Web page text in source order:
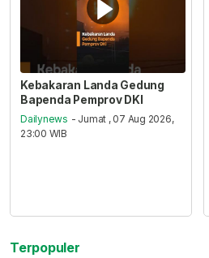
Kebakaran Landa Gedung
Bapenda Pemprov DKI
Dailynews - Jumat , 07 Aug 2026,
23:00 WIB
Terpopuler